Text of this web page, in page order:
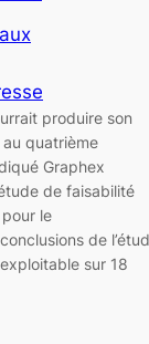
produire son
quatrième
Graphex
de faisabilité
le
de
sur 18